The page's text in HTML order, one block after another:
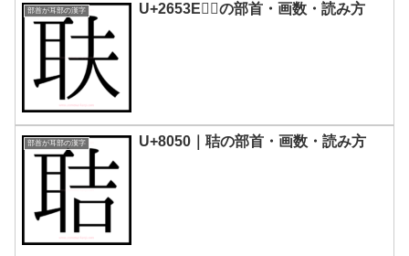
部首が耳部の漢字 U+2653E｜𦔾の部首・画数・読み方
部首が耳部の漢字 U+8050｜聐の部首・画数・読み方